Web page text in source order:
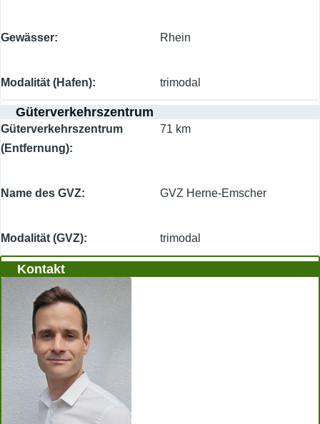
Gewässer Rhein
Modalität (Hafen) trimodal
Güterverkehrszentrum
Güterverkehrszentrum
(Entfernung)
71 km
Name des GVZ GVZ Herne-Emscher
Modalität (GVZ) trimodal
Kontakt